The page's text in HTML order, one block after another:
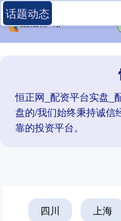
恒正网_配资平台实盘_
盘的/我们始终秉持诚信
靠的投资平台。
话题动态
四川 上海